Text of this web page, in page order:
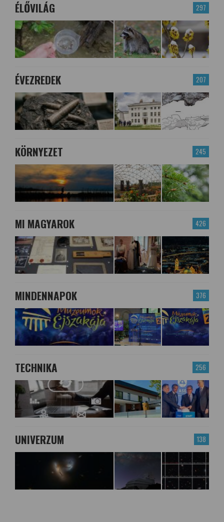
297
ÉLŐVILÁG
207
ÉVEZREDEK
245
KÖRNYEZET
426
MI MAGYAROK
376
MINDENNAPOK
256
TECHNIKA
138
UNIVERZUM